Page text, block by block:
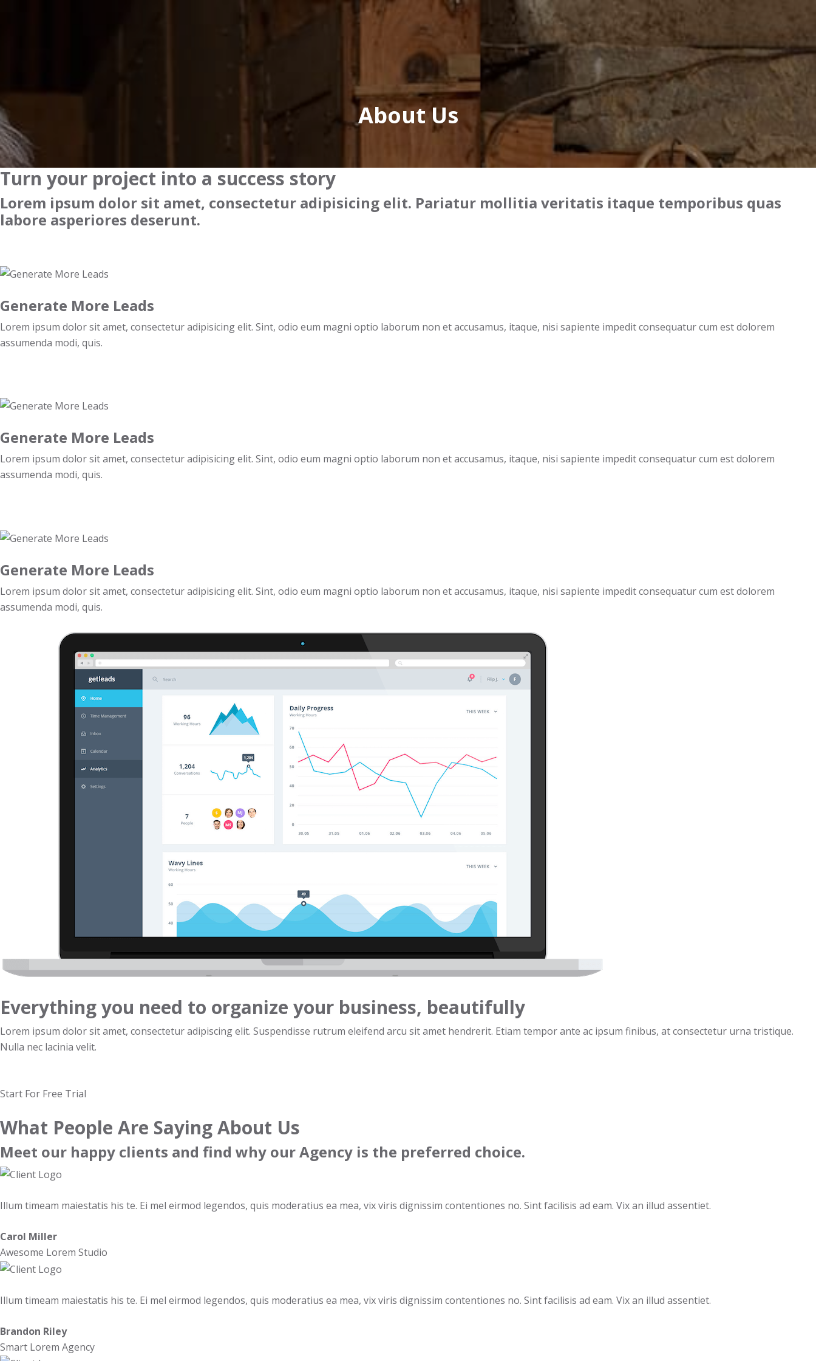
About Us
Turn your project into a success story
Lorem ipsum dolor sit amet, consectetur adipisicing elit. Pariatur mollitia veritatis itaque temporibus quas
labore asperiores deserunt.
Generate More Leads
Lorem ipsum dolor sit amet, consectetur adipisicing elit. Sint, odio eum magni optio laborum non et accusamus, itaque, nisi sapiente impedit consequatur cum est dolorem
assumenda modi, quis.
Generate More Leads
Lorem ipsum dolor sit amet, consectetur adipisicing elit. Sint, odio eum magni optio laborum non et accusamus, itaque, nisi sapiente impedit consequatur cum est dolorem
assumenda modi, quis.
Generate More Leads
Lorem ipsum dolor sit amet, consectetur adipisicing elit. Sint, odio eum magni optio laborum non et accusamus, itaque, nisi sapiente impedit consequatur cum est dolorem
assumenda modi, quis.
Everything you need to organize your business, beautifully
Lorem ipsum dolor sit amet, consectetur adipiscing elit. Suspendisse rutrum eleifend arcu sit amet hendrerit. Etiam tempor ante ac ipsum finibus, at consectetur urna tristique.
Nulla nec lacinia velit.
Start For Free Trial
What People Are Saying About Us
Meet our happy clients and find why our Agency is the preferred choice.
Illum timeam maiestatis his te. Ei mel eirmod legendos, quis moderatius ea mea, vix viris dignissim contentiones no. Sint facilisis ad eam. Vix an illud assentiet.
Carol Miller
Awesome Lorem Studio
Illum timeam maiestatis his te. Ei mel eirmod legendos, quis moderatius ea mea, vix viris dignissim contentiones no. Sint facilisis ad eam. Vix an illud assentiet.
Brandon Riley
Smart Lorem Agency